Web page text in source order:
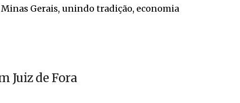
Gerais, unindo tradição, economia
Juiz de Fora